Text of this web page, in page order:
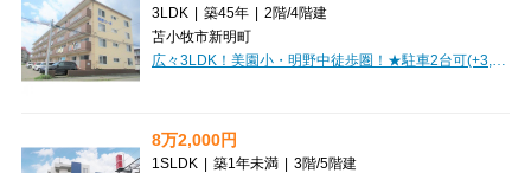
3LDK | 築45年 | 2階/4階建
苫小牧市新明町
8万2,000円
1SLDK | 築1年未満 | 3階/5階建